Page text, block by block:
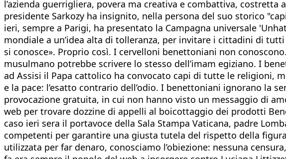
l’azienda guerrigliera, povera ma creativa e combattiva, costretta
presidente Sarkozy ha insignito, nella persona del suo storico
ieri, sempre a Parigi, ha presentato la Campagna universale
mondiale a un’idea alta di tolleranza, per invitare i cittadini di
si conosce». Proprio così. I cervelloni benettoniani non
musulmano potrebbe scrivere lo stesso dell’imam egiziano. I
ad Assisi il Papa cattolico ha convocato capi di tutte le religioni,
e la pace: l’esatto contrario dell’odio. I benettoniani ignorano
provocazione gratuita, in cui non hanno visto un messaggio di
web per trovare dozzine di appelli al boicottaggio dei prodotti
caso ieri sera il portavoce della Sala Stampa Vaticana, padre
competenti per garantire una giusta tutela del rispetto della
utilizzata per far denaro, conosciamo l’obiezione: nessuna